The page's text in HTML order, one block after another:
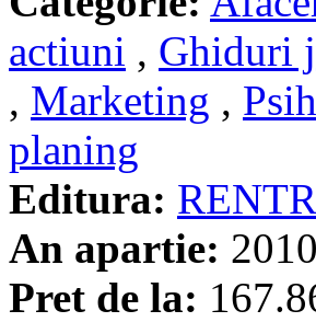
actiuni , Ghiduri
, Marketing ,
planing
Editura:
An apartie: 2010
Pret de la: